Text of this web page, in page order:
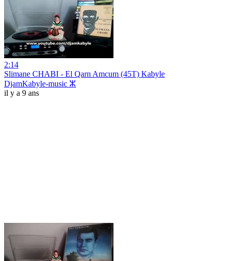
2:14
Slimane CHABI - El Qarn Amcum (45T) Kabyle
DjamKabyle-music ⵣ
il y a 9 ans